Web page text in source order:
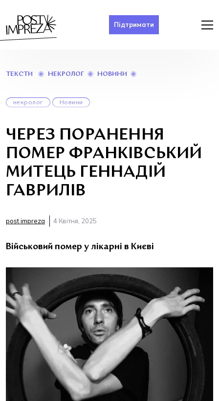
Підтримати
ТЕКСТИ НЕКРОЛОГ НОВИНИ
ГАВРИЛІВ
некролог Новини
ЧЕРЕЗ ПОРАНЕННЯ
ПОМЕР ФРАНКІВСЬКИЙ
МИТЕЦЬ ГЕННАДІЙ
ГАВРИЛІВ
post impreza 4 Квітня, 2025
Військовий помер у лікарні в Києві